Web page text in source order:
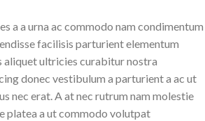
a a urna ac commodo nam condimentum
facilisis parturient elementum
aliquet ultricies curabitur nostra
donec vestibulum a parturient a ac ut
nec erat. A at nec rutrum nam molestie
platea a ut commodo volutpat